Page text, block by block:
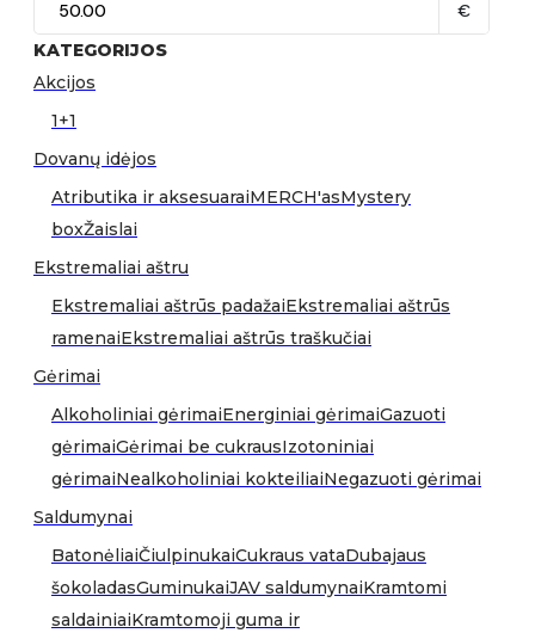
€
KATEGORIJOS
Akcijos
1+1
Dovanų idėjos
Atributika ir aksesuaraiMERCH'asMystery
boxŽaislai
Ekstremaliai aštru
Ekstremaliai aštrūs padažaiEkstremaliai aštrūs
ramenaiEkstremaliai aštrūs traškučiai
Gėrimai
Alkoholiniai gėrimaiEnerginiai gėrimaiGazuoti
gėrimaiGėrimai be cukrausIzotoniniai
gėrimaiNealkoholiniai kokteiliaiNegazuoti gėrimai
Saldumynai
BatonėliaiČiulpinukaiCukraus vataDubajaus
šokoladasGuminukaiJAV saldumynaiKramtomi
saldainiaiKramtomoji guma ir